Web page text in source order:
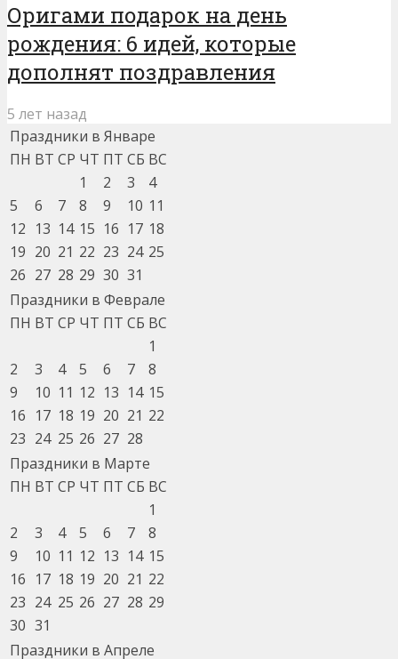
Оригами подарок на день
рождения: 6 идей, которые
дополнят поздравления
5 лет назад
Праздники в Январе
ПН ВТ СР ЧТ ПТ СБ ВС
1
2 3
4
5
6 7 8 9 10 11
12 13 14 15 16 17 18
19 20 21 22 23 24 25
26 27 28 29 30 31
Праздники в Феврале
ПН ВТ СР ЧТ ПТ СБ ВС
1
2
3 4 5 6 7
8
9
10 11 12 13 14 15
16 17 18 19 20 21 22
23 24 25 26 27 28
Праздники в Марте
ПН ВТ СР ЧТ ПТ СБ ВС
1
2
3 4 5 6 7
8
9
10 11 12 13 14 15
16 17 18 19 20 21 22
23 24 25 26 27 28 29
30 31
Праздники в Апреле